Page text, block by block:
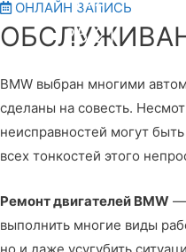
25 21
ОНЛАЙН ЗАПИСЬ
BMW выбран многими
сделаны на совесть.
неисправностей могут
всех тонкостей этого
Ремонт двигателей BMW —
выполнить многие виды